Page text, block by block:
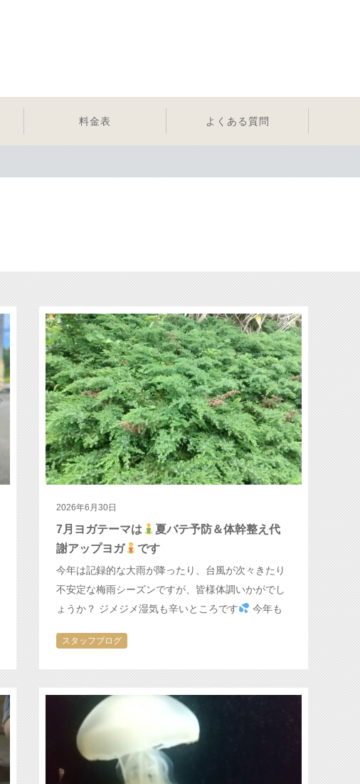
料金表 よくある質問
2026年6月30日
7月ヨガテーマは
夏バテ予防＆体幹整え代
謝アップヨガ
です
今年は記録的な大雨が降ったり、台風が次々きたり
不安定な梅雨シーズンですが、皆様体調いかがでし
ょうか？ ジメジメ湿気も辛いところです
今年も
か頑張って来た上半期を振り返り…
スタッフブログ